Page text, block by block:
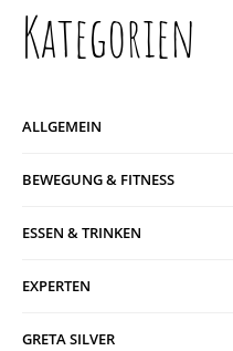
Kategorien
ALLGEMEIN
BEWEGUNG & FITNESS
ESSEN & TRINKEN
EXPERTEN
GRETA SILVER